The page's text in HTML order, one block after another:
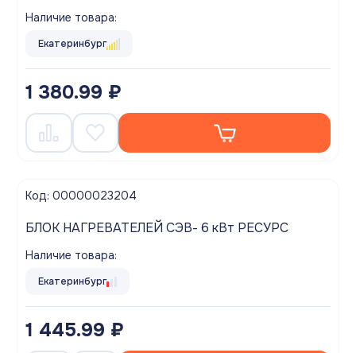
Наличие товара:
Екатеринбург
1 380.99 ₽
Код: 00000023204
БЛОК НАГРЕВАТЕЛЕЙ СЭВ- 6 кВт РЕСУРС
Наличие товара:
Екатеринбург
1 445.99 ₽